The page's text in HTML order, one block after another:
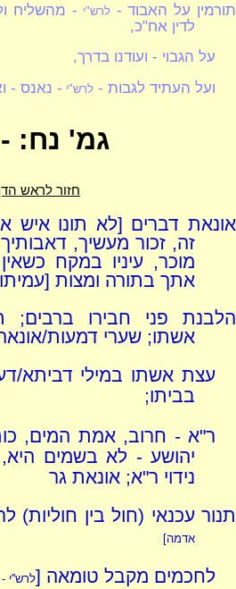
תורמין על האבוד -לרש"י - מהשליח
לדין אח"כ,
על הגבוי - ועודנו בדרך,
ועל העתיד לגבות -לרש"י - נאנס -
גמ' נח:
חזור לראש
אונאת דברים [לא תונו
זה, זכור מעשיך,
מוכר, עיניו במקח
אתך בתורה ומצות
הלבנת פני חבירו ברבים;
אשתו; שערי דמעות/
עצת אשתו במילי דביתא/
בביתו;
ר"א - חרוב, אמת המים,
יהושע - לא בשמים היא,
נידוי ר"א; אונאת גר
תנור עכנאי (חול בין חוליות)
אדמה]
לחכמים מקבל טומאה [לרש''י